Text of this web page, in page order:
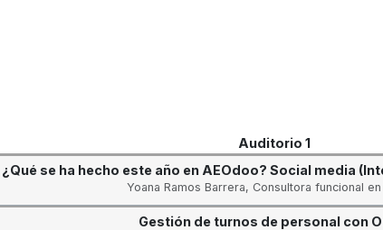
Auditorio 1
¿Qué se ha hecho este año en AEOdoo? Social media
Yoana Ramos Barrera, Consultora funcional en
Gestión de turnos de personal con